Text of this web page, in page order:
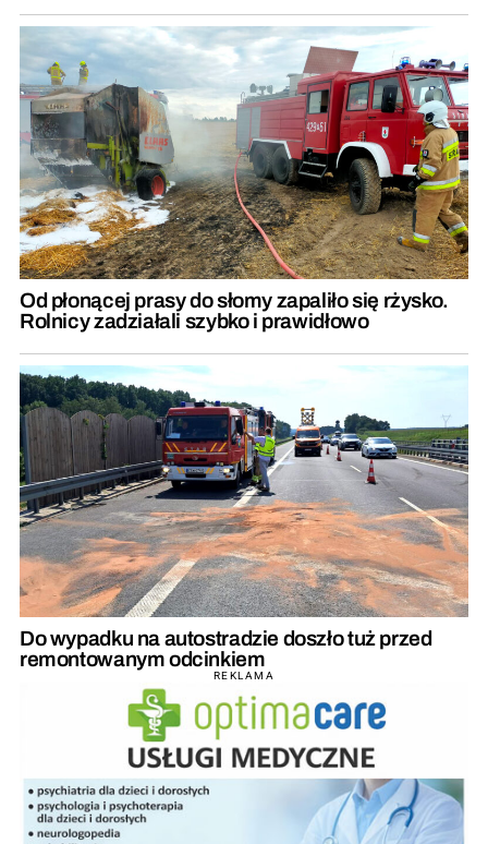
Od płonącej prasy do słomy zapaliło się rżysko.
Rolnicy zadziałali szybko i prawidłowo
Do wypadku na autostradzie doszło tuż przed
remontowanym odcinkiem
REKLAMA